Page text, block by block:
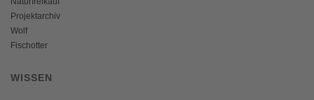
Projektarchiv
Wolf
Fischotter
WISSEN